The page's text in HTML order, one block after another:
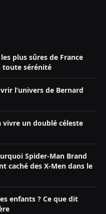
plus sûres de France
toute sérénité
l’univers de Bernard
vivre un doublé céleste
Spider-Man Brand
caché des X-Men dans le
enfants ? Ce que dit